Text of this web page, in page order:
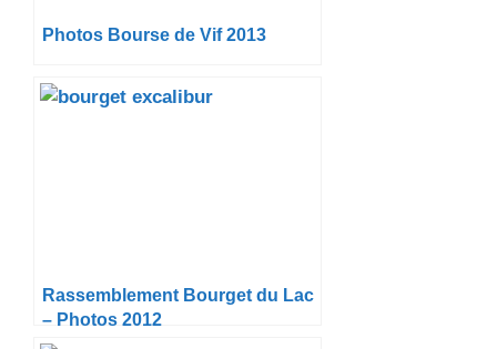
Photos Bourse de Vif 2013
Rassemblement Bourget du Lac
– Photos 2012